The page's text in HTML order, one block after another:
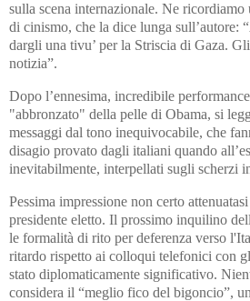
sulla scena internazionale. Ne ricordiamo
di cinismo, che la dice lunga sull’autore:
dargli una tivu’ per la Striscia di Gaza.
notizia”.
Dopo l’ennesima, incredibile
"abbronzato" della pelle di Obama, si
messaggi dal tono inequivocabile, che
disagio provato dagli italiani quando
inevitabilmente, interpellati sugli scherzi
Pessima impressione non certo
presidente eletto. Il prossimo inquilino
le formalità di rito per deferenza verso
ritardo rispetto ai colloqui telefonici con
stato diplomaticamente significativo.
considera il “meglio fico del bigoncio”,